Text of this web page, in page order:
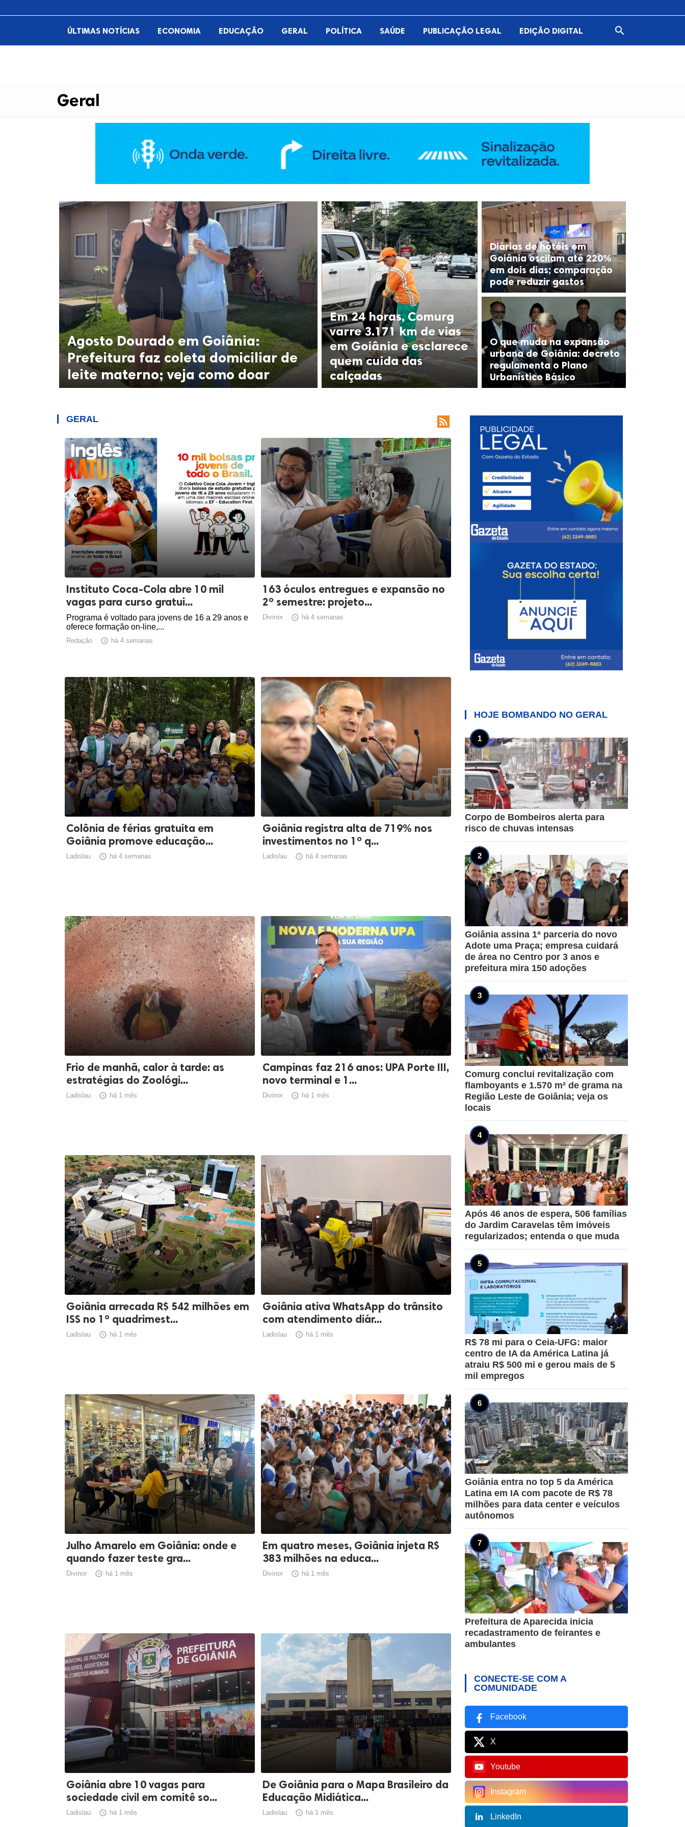
ÚLTIMAS NOTÍCIAS ECONOMIA EDUCAÇÃO GERAL POLÍTICA SAÚDE PUBLICAÇÃO LEGAL EDIÇÃO DIGITAL 
Geral
Agosto Dourado em Goiânia:
Prefeitura faz coleta domiciliar de
leite materno; veja como doar
Em 24 horas, Comurg
varre 3.171 km de vias
em Goiânia e esclarece
quem cuida das
calçadas
Diárias de hotéis em
Goiânia oscilam até 220%
em dois dias; comparação
pode reduzir gastos
O que muda na expansão
urbana de Goiânia: decreto
regulamenta o Plano
Urbanístico Básico
GERAL 
Instituto Coca-Cola abre 10 mil
vagas para curso gratui...
Programa é voltado para jovens de 16 a 29 anos e
oferece formação on-line,...
Redação  há 4 semanas
163 óculos entregues e expansão no
2º semestre: projeto...
Divinor  há 4 semanas
Colônia de férias gratuita em
Goiânia promove educação...
Ladislau  há 4 semanas
Goiânia registra alta de 719% nos
investimentos no 1º q...
Ladislau  há 4 semanas
Frio de manhã, calor à tarde: as
estratégias do Zoológi...
Ladislau  há 1 mês
Campinas faz 216 anos: UPA Porte III,
novo terminal e 1...
Divinor  há 1 mês
Goiânia arrecada R$ 542 milhões em
ISS no 1º quadrimest...
Ladislau  há 1 mês
Goiânia ativa WhatsApp do trânsito
com atendimento diár...
Ladislau  há 1 mês
Julho Amarelo em Goiânia: onde e
quando fazer teste gra...
Divinor  há 1 mês
Em quatro meses, Goiânia injeta R$
383 milhões na educa...
Divinor  há 1 mês
Goiânia abre 10 vagas para
sociedade civil em comitê so...
Ladislau  há 1 mês
De Goiânia para o Mapa Brasileiro da
Educação Midiática...
Ladislau  há 1 mês
HOJE BOMBANDO NO GERAL
10 
Corpo de Bombeiros alerta para
risco de chuvas intensas
4 
Goiânia assina 1ª parceria do novo
Adote uma Praça; empresa cuidará
de área no Centro por 3 anos e
prefeitura mira 150 adoções
2 
Comurg conclui revitalização com
flamboyants e 1.570 m² de grama na
Região Leste de Goiânia; veja os
locais
2 
Após 46 anos de espera, 506 famílias
do Jardim Caravelas têm imóveis
regularizados; entenda o que muda
2 
R$ 78 mi para o Ceia-UFG: maior
centro de IA da América Latina já
atraiu R$ 500 mi e gerou mais de 5
mil empregos
6 
Goiânia entra no top 5 da América
Latina em IA com pacote de R$ 78
milhões para data center e veículos
autônomos
6 
Prefeitura de Aparecida inicia
recadastramento de feirantes e
ambulantes
CONECTE-SE COM A
COMUNIDADE
Facebook
X
Youtube
Instagram
LinkedIn